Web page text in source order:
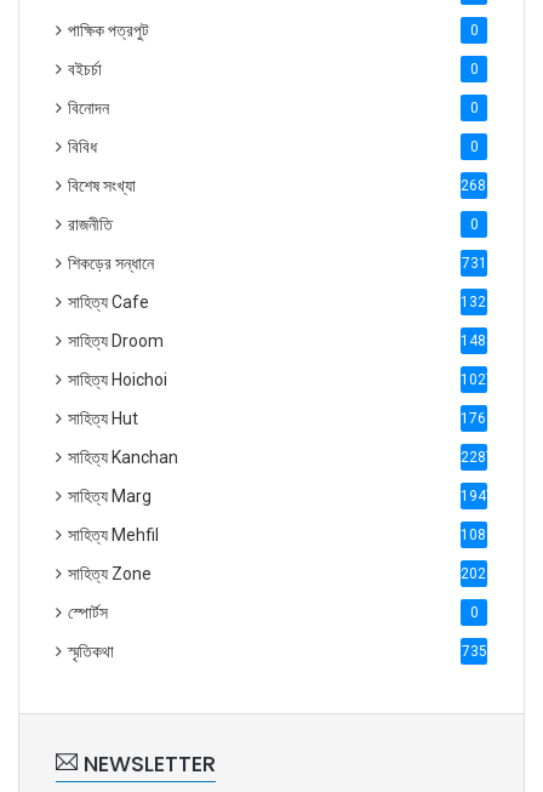
পাক্ষিক পত্রপুট 0
বইচর্চা 0
বিনোদন 0
বিবিধ 0
বিশেষ সংখ্যা 2686
রাজনীতি 0
শিকড়ের সন্ধানে 731
সাহিত্য Cafe 1321
সাহিত্য Droom 1488
সাহিত্য Hoichoi 1027
সাহিত্য Hut 1769
সাহিত্য Kanchan 2287
সাহিত্য Marg 1947
সাহিত্য Mehfil 1088
সাহিত্য Zone 2028
স্পোর্টস 0
স্মৃতিকথা 735
NEWSLETTER